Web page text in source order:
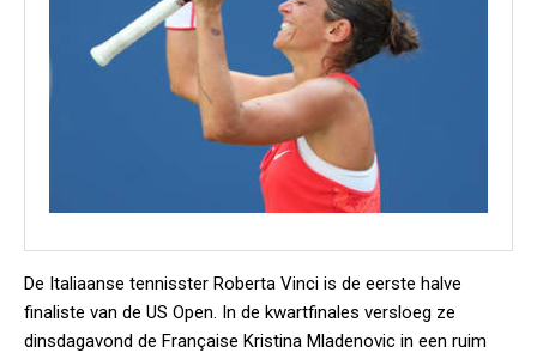
De Italiaanse tennisster Roberta Vinci is de eerste halve
finaliste van de US Open. In de kwartfinales versloeg ze
dinsdagavond de Française Kristina Mladenovic in een ruim